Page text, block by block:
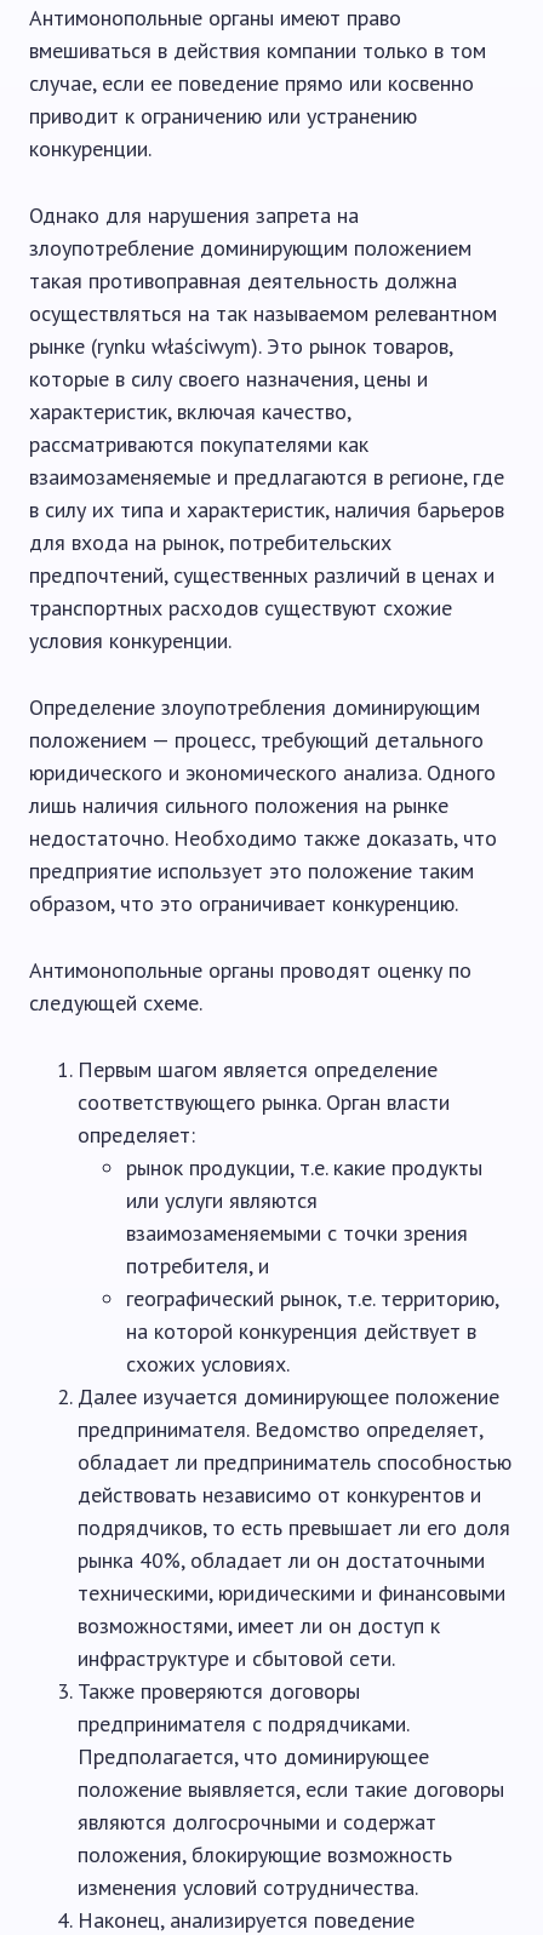
Антимонопольные органы имеют право
вмешиваться в действия компании только в том
случае, если ее поведение прямо или косвенно
приводит к ограничению или устранению
конкуренции.
Однако для нарушения запрета на
злоупотребление доминирующим положением
такая противоправная деятельность должна
осуществляться на так называемом релевантном
рынке (rynku właściwym). Это рынок товаров,
которые в силу своего назначения, цены и
характеристик, включая качество,
рассматриваются покупателями как
взаимозаменяемые и предлагаются в регионе, где
в силу их типа и характеристик, наличия барьеров
для входа на рынок, потребительских
предпочтений, существенных различий в ценах и
транспортных расходов существуют схожие
условия конкуренции.
Определение злоупотребления доминирующим
положением — процесс, требующий детального
юридического и экономического анализа. Одного
лишь наличия сильного положения на рынке
недостаточно. Необходимо также доказать, что
предприятие использует это положение таким
образом, что это ограничивает конкуренцию.
Антимонопольные органы проводят оценку по
следующей схеме.
Первым шагом является определение
соответствующего рынка. Орган власти
определяет:
рынок продукции, т.е. какие продукты
или услуги являются
взаимозаменяемыми с точки зрения
потребителя, и
географический рынок, т.е. территорию,
на которой конкуренция действует в
схожих условиях.
Далее изучается доминирующее положение
предпринимателя. Ведомство определяет,
обладает ли предприниматель способностью
действовать независимо от конкурентов и
подрядчиков, то есть превышает ли его доля
рынка 40%, обладает ли он достаточными
техническими, юридическими и финансовыми
возможностями, имеет ли он доступ к
инфраструктуре и сбытовой сети.
Также проверяются договоры
предпринимателя с подрядчиками.
Предполагается, что доминирующее
положение выявляется, если такие договоры
являются долгосрочными и содержат
положения, блокирующие возможность
изменения условий сотрудничества.
Наконец, анализируется поведение